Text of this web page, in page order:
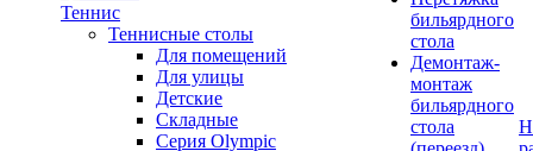
Теннис
Теннисные столы
Для помещений
Для улицы
Детские
Складные
Серия Olympic
бильярдного
стола
Демонтаж-
монтаж
бильярдного
стола